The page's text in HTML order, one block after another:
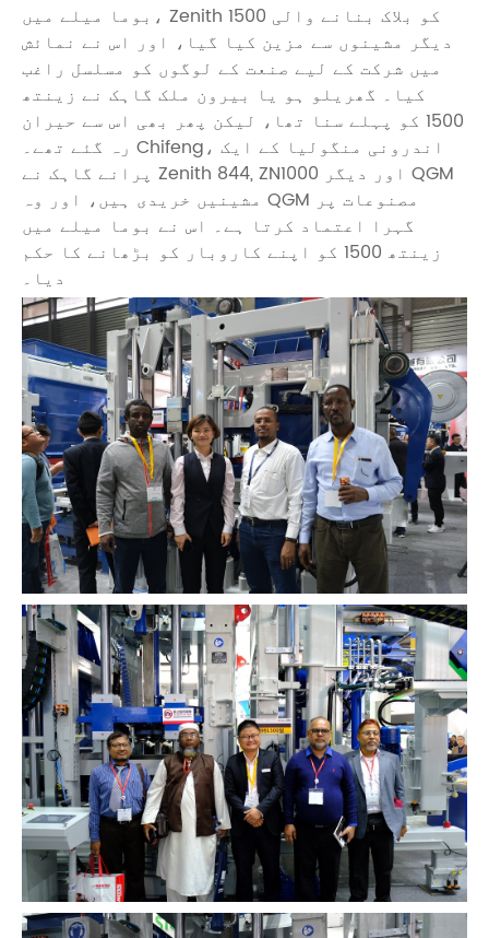
بوما میلے میں، Zenith 1500 کو بلاک بنانے والی
دیگر مشینوں سے مزین کیا گیا، اور اس نے نمائش
میں شرکت کے لیے صنعت کے لوگوں کو مسلسل راغب
کیا۔ گھریلو ہو یا بیرون ملک گاہک نے زینتھ
1500 کو پہلے سنا تھا، لیکن پھر بھی اس سے حیران
رہ گئے تھے۔ Chifeng، اندرونی منگولیا کے ایک
پرانے گاہک نے Zenith 844, ZN1000 اور دیگر QGM
مشینیں خریدی ہیں، اور وہ QGM مصنوعات پر
گہرا اعتماد کرتا ہے۔ اس نے بوما میلے میں
زینتھ 1500 کو اپنے کاروبار کو بڑھانے کا حکم
دیا۔